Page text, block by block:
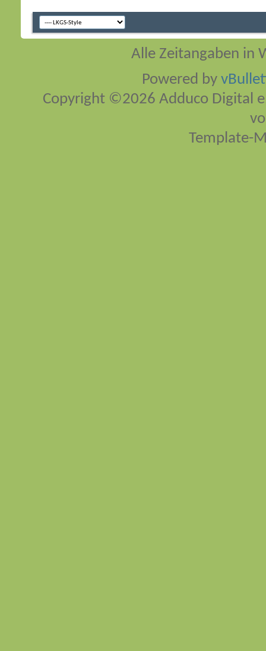
Alle Zeitangaben in
Powered by
Copyright ©2026 Adduco Digital
Template-